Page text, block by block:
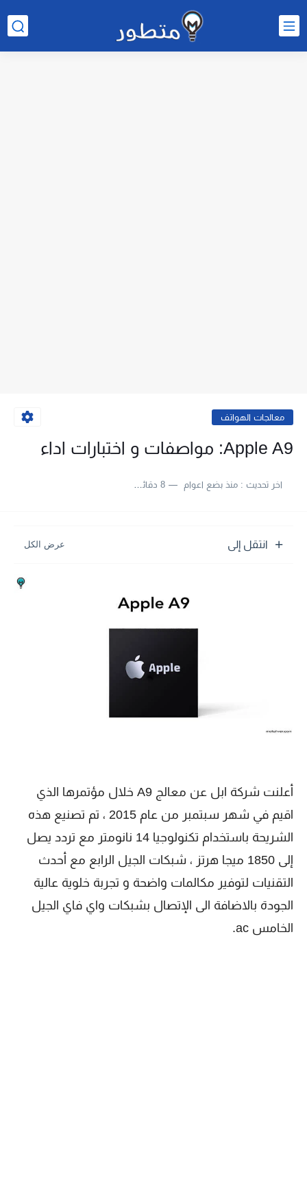
معالجات الهواتف
Apple A9: مواصفات و اختبارات اداء
اخر تحديث :منذ بضع اعوام 8 دقائق للقراءة
انتقل إلى
أعلنت شركة ابل عن معالج A9 خلال مؤتمرها الذي
اقيم في شهر سبتمبر من عام 2015 ، تم تصنيع هذه
الشريحة باستخدام تكنولوجيا 14 نانومتر مع تردد يصل
إلى 1850 ميجا هرتز ، شبكات الجيل الرابع مع أحدث
التقنيات لتوفير مكالمات واضحة و تجربة خلوية عالية
الجودة بالاضافة الى الإتصال بشبكات واي فاي الجيل
الخامس ac.